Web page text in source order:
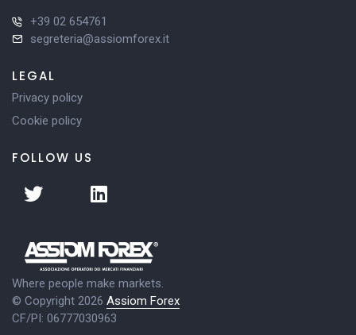
Where people make markets.
© Copyright 2026 Assiom Forex
CF/PI: 06777030963
+39 02 654761
segreteria@assiomforex.it
LEGAL
Privacy policy
Cookie policy
FOLLOW US